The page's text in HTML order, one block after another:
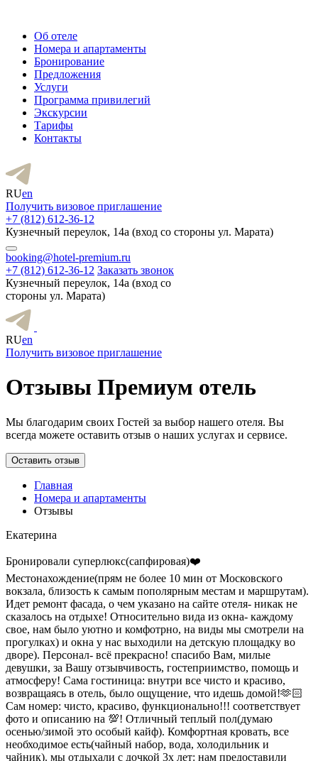
Об отеле
Номера и апартаменты
Бронирование
Предложения
Услуги
Программа привилегий
Экскурсии
Тарифы
Контакты
RUen
Получить визовое приглашение
+7 (812) 612-36-12
Кузнечный переулок, 14а (вход со стороны ул. Марата)
booking@hotel-premium.ru
+7 (812) 612-36-12 Заказать звонок
Кузнечный переулок, 14а (вход со
стороны ул. Марата)
RUen
Получить визовое приглашение
Отзывы Премиум отель
Мы благодарим своих Гостей за выбор нашего отеля. Вы
всегда можете оставить отзыв о наших услугах и сервисе.
Оставить отзыв
Главная
Номера и апартаменты
Отзывы
Екатерина
Бронировали суперлюкс(сапфировая)❤️
Местонахождение(прям не более 10 мин от Московского
вокзала, близость к самым пополярным местам и маршрутам).
Идет ремонт фасада, о чем указано на сайте отеля- никак не
сказалось на отдыхе! Относительно вида из окна- каждому
свое, нам было уютно и комфотрно, на виды мы смотрели на
прогулках) и окна у нас выходили на детскую площадку во
дворе). Персонал- всё прекрасно! спасибо Вам, милые
девушки, за Вашу отзывчивость, гостеприимство, помощь и
атмосферу! Сама гостиница: внутри все чисто и красиво,
возвращаясь в отель, было ощущение, что идешь домой!🫶🏻
Сам номер: чисто, красиво, функционально!!! соответствует
фото и описанию на 💯! Отличный теплый пол(думаю
осенью/зимой это особый кайф). Комфортная кровать, все
необходимое есть(чайный набор, вода, холодильник и
чайник). мы отдыхали с дочкой 3х лет: нам предоставили